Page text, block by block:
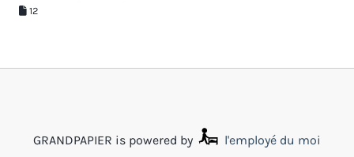
12
GRANDPAPIER is powered by l'employé du moi